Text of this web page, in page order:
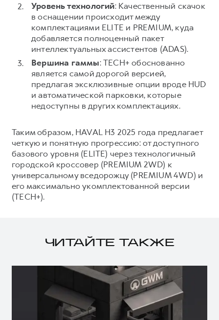
Уровень технологий: Качественный скачок
в оснащении происходит между
комплектациями ELITE и PREMIUM, куда
добавляется полноценный пакет
интеллектуальных ассистентов (ADAS).
Вершина гаммы: TECH+ обоснованно
является самой дорогой версией,
предлагая эксклюзивные опции вроде HUD
и автоматической парковки, которые
недоступны в других комплектациях.
Таким образом, HAVAL H3 2025 года предлагает
четкую и понятную прогрессию: от доступного
базового уровня (ELITE) через технологичный
городской кроссовер (PREMIUM 2WD) к
универсальному вседорожцу (PREMIUM 4WD) и
его максимально укомплектованной версии
(TECH+).
ЧИТАЙТЕ ТАКЖЕ